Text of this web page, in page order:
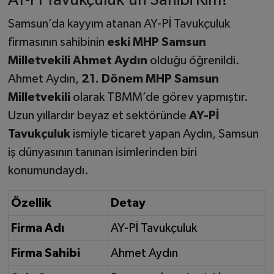
Samsun’da kayyım atanan AY-Pİ Tavukçuluk
firmasının sahibinin eski MHP Samsun
Milletvekili Ahmet Aydın olduğu öğrenildi.
Ahmet Aydın, 21. Dönem MHP Samsun
Milletvekiliolarak TBMM’de görev yapmıştır.
Uzun yıllardır beyaz et sektöründe AY-Pİ
Tavukçulukismiyle ticaret yapan Aydın, Samsun
iş dünyasının tanınan isimlerinden biri
konumundaydı.
Özellik Detay
Firma Adı AY-Pİ Tavukçuluk
Firma Sahibi Ahmet Aydın